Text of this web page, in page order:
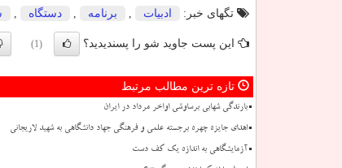
تگهای خبر: ادبیات برنامه دستگاه
این پست جاوید شو را پسندیدید؟ (1)
تازه ترین مطالب مرتبط
بارندگی شهابی برساوشی اواخر مرداد در ایران
اهدای جایزه چهره برجسته علمی و فرهنگی جهاد دانشگاهی به شهید لاریجانی
آزمایشگاهی به اندازه یک کف دست